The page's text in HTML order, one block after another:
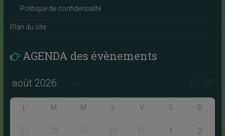
Politique de confidentialité
Plan du site
AGENDA des évènements
M M J V S D
27 28 29 30 31 1 2